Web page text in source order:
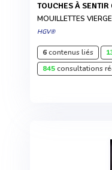
TOUCHES À
MOUILLETTES
HGV®
6contenus liés
845consultations